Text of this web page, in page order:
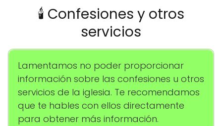
🕯️ Confesiones y otros
servicios
Lamentamos no poder proporcionar
información sobre las confesiones u otros
servicios de la iglesia. Te recomendamos
que te hables con ellos directamente
para obtener más información.